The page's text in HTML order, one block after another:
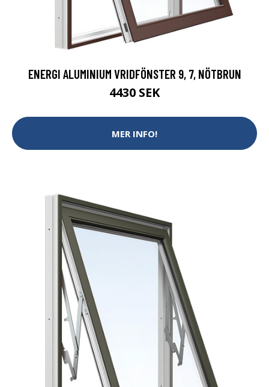
ENERGI ALUMINIUM VRIDFÖNSTER 9, 7, NÖTBRUN
4430 SEK
MER INFO!